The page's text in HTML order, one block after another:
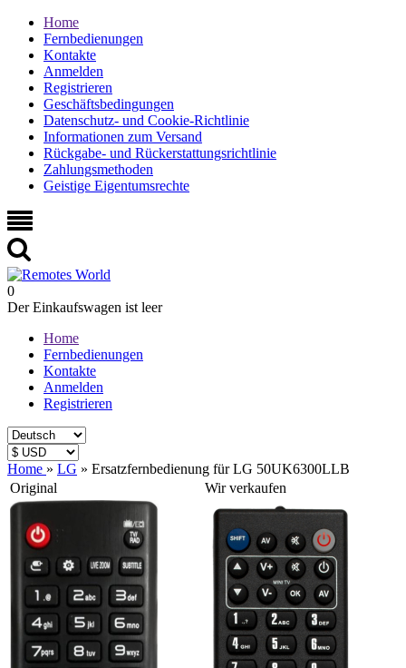
Home
Fernbedienungen
Kontakte
Anmelden
Registrieren
Geschäftsbedingungen
Datenschutz- und Cookie-Richtlinie
Informationen zum Versand
Rückgabe- und Rückerstattungsrichtlinie
Zahlungsmethoden
Geistige Eigentumsrechte
0
Der Einkaufswagen ist leer
Home
Fernbedienungen
Kontakte
Anmelden
Registrieren
Home » LG » Ersatzfernbedienung für LG 50UK6300LLB
Original
Wir verkaufen